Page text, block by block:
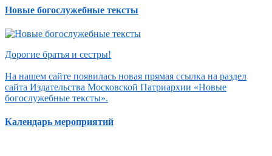
Новые богослужебные тексты
Дорогие братья и сестры!
На нашем сайте появилась новая прямая ссылка на раздел
сайта Издательства Московской Патриархии «Новые
богослужебные тексты».
Календарь мероприятий